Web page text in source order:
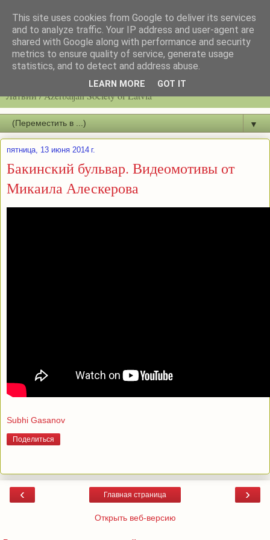
Latvijas azerbaidžāņu biedrību / Общество азербайджанцев
Латвии / Azerbaijan Society of Latvia
▼
пятница, 13 июня 2014 г.
Бакинский бульвар. Видеомотивы от
Микаила Алескерова
Subhi Gasanov
Поделиться
‹ ›
Главная страница
Открыть веб-версию
This site uses cookies from Google to deliver its services
and to analyze traffic. Your IP address and user-agent are
shared with Google along with performance and security
metrics to ensure quality of service, generate usage
statistics, and to detect and address abuse.
LEARN MORE GOT IT